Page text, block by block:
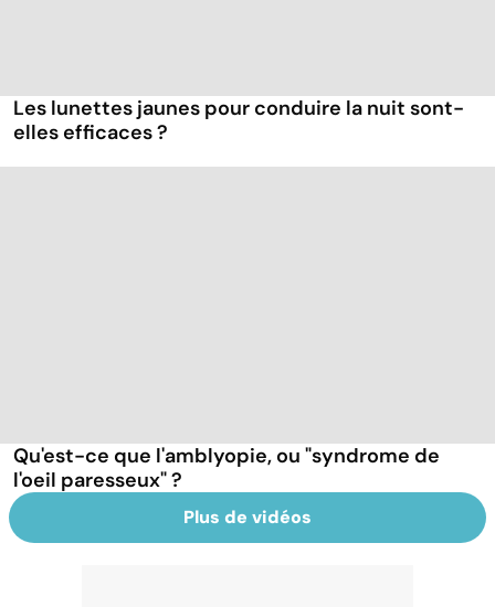
Les lunettes jaunes pour conduire la nuit sont-
elles efficaces ?
Qu'est-ce que l'amblyopie, ou "syndrome de
l'oeil paresseux" ?
Plus de vidéos